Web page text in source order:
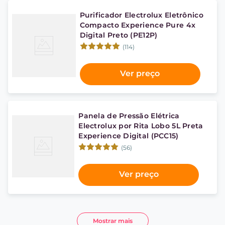
Purificador Electrolux Eletrônico
Compacto Experience Pure 4x
Digital Preto (PE12P)
(114)
Ver preço
Panela de Pressão Elétrica
Electrolux por Rita Lobo 5L Preta
Experience Digital (PCC15)
(56)
Ver preço
Mostrar mais